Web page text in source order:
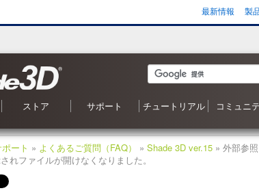
最新情報 製
ビス
ツール
ラミングツール
クツール
は
ツール
3D
イドブック
イドブック
View
データ集 森シリーズ
ストア
オンラインストア
ご利用案内
マーケットプレイス
特集記事
Shade3D 実用3Dデータ集 森シリーズ
サポート
お問い合わせ
OS 別対応状況
よくあるご質問（FAQ）
オンラインヘルプ
アップデータ
メールマガジン
Shade3D ナレッジベースへようこそ
チュートリアル
目次
Shade3D 操作ガイダンス
Shade3D の使い方
カスタマイズはいかがですか
シャーロットのチュートリア
ビデオチュートリアル
ポリゴンメッシュでキャラク
アニメーション事始め
チャレンジ！3D
Adobe製品と連携！
書籍リスト
コミュニ
Shade3D
事例紹介
特集・コ
ギャラリ
ート » よくあるご質問（FAQ） » Shade 3D ver.15 » 外部参
れファイルが開けなくなりました。